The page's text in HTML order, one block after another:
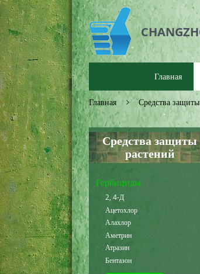
Главная
Главная Средства
Средства защиты
растений
Гербициды
2, 4-Д
Ацетохлор
Алахлор
Аметрин
Атразин
Бентазон